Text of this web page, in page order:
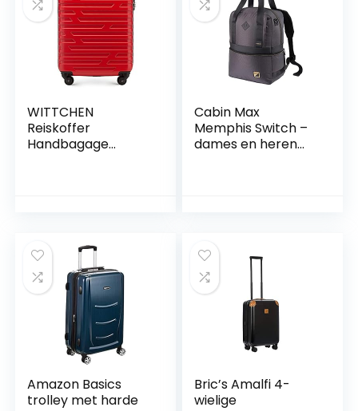
WITTCHEN
Reiskoffer
Handbagage
handvat A-Line II
Maat S Rood
Cabin Max
Memphis Switch –
dames en heren
handbagage, 18/30
l, grijs, handbagage
Amazon Basics
trolley met harde
Bric’s Amalfi 4-
wielige